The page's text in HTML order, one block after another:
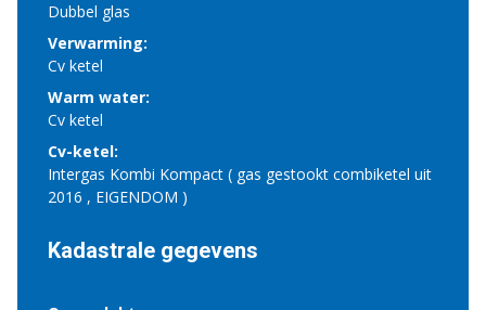
Dubbel glas
Verwarming:
Cv ketel
Warm water:
Cv ketel
Cv-ketel:
Intergas Kombi Kompact ( gas gestookt combiketel uit
2016 , EIGENDOM )
Kadastrale gegevens